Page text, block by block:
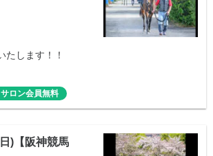
たします！！
サロン会員無料
)【阪神競馬